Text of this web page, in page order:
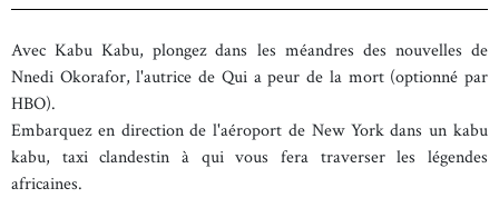
Avec Kabu Kabu, plongez dans les méandres des nouvelles de
Nnedi Okorafor, l'autrice de Qui a peur de la mort (optionné par
HBO).
Embarquez en direction de l'aéroport de New York dans un kabu
kabu, taxi clandestin à qui vous fera traverser les légendes
africaines.